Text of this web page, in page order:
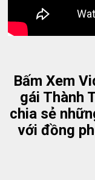
Bấm Xem
gái Thành
chia sẻ
với đồng